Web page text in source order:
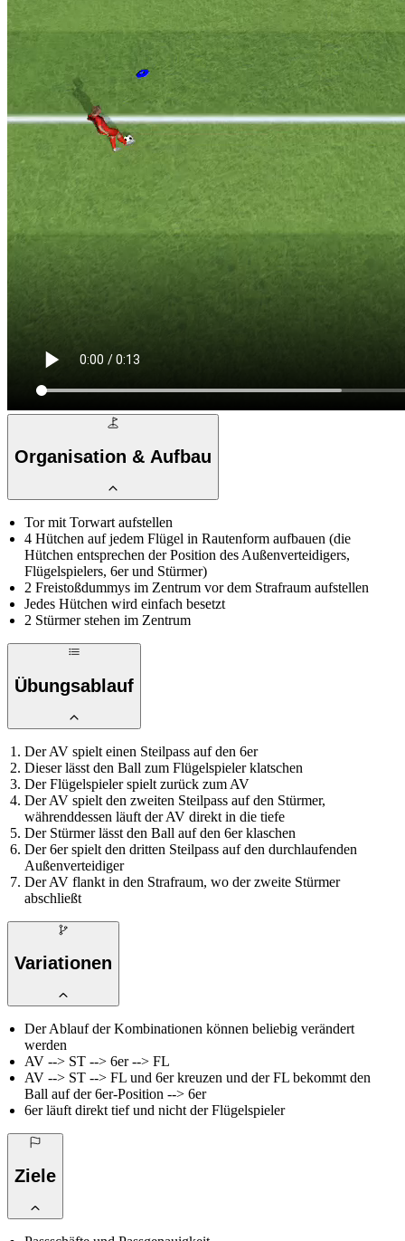
Organisation & Aufbau
Tor mit Torwart aufstellen
4 Hütchen auf jedem Flügel in Rautenform aufbauen (die
Hütchen entsprechen der Position des Außenverteidigers,
Flügelspielers, 6er und Stürmer)
2 Freistoßdummys im Zentrum vor dem Strafraum aufstellen
Jedes Hütchen wird einfach besetzt
2 Stürmer stehen im Zentrum
Übungsablauf
Der AV spielt einen Steilpass auf den 6er
Dieser lässt den Ball zum Flügelspieler klatschen
Der Flügelspieler spielt zurück zum AV
Der AV spielt den zweiten Steilpass auf den Stürmer,
währenddessen läuft der AV direkt in die tiefe
Der Stürmer lässt den Ball auf den 6er klaschen
Der 6er spielt den dritten Steilpass auf den durchlaufenden
Außenverteidiger
Der AV flankt in den Strafraum, wo der zweite Stürmer
abschließt
Variationen
Der Ablauf der Kombinationen können beliebig verändert
werden
AV --> ST --> 6er --> FL
AV --> ST --> FL und 6er kreuzen und der FL bekommt den
Ball auf der 6er-Position --> 6er
6er läuft direkt tief und nicht der Flügelspieler
Ziele